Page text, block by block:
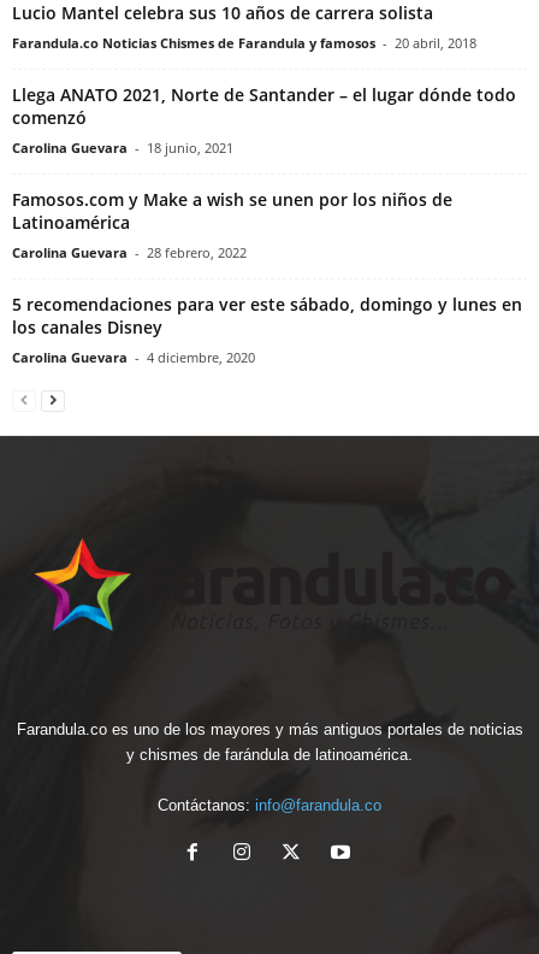
Lucio Mantel celebra sus 10 años de carrera solista
Farandula.co Noticias Chismes de Farandula y famosos - 20 abril, 2018
Llega ANATO 2021, Norte de Santander – el lugar dónde todo
comenzó
Carolina Guevara - 18 junio, 2021
Famosos.com y Make a wish se unen por los niños de
Latinoamérica
Carolina Guevara - 28 febrero, 2022
5 recomendaciones para ver este sábado, domingo y lunes en
los canales Disney
Carolina Guevara - 4 diciembre, 2020
Farandula.co es uno de los mayores y más antiguos portales de noticias
y chismes de farándula de latinoamérica.
Contáctanos: info@farandula.co